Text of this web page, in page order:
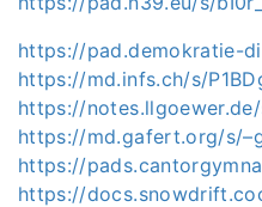
https://pad.demokratie-
https://md.infs.ch/s/
https://
https://md.gafert.org/s/
https://
https://